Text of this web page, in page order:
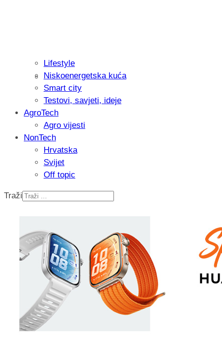
Isprobali smo: Thermostar
Lifestyle
Niskoenergetska kuća
Smart city
Testovi, savjeti, ideje
AgroTech
Agro vijesti
NonTech
Hrvatska
Svijet
Off topic
Traži